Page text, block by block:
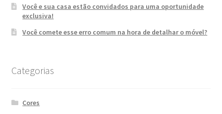
Você e sua casa estão convidados para uma oportunidade
exclusiva!
Você comete esse erro comum na hora de detalhar o móvel?
Categorias
Cores